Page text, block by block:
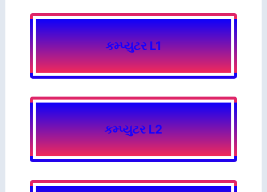
કમ્પ્યુટર L1
કમ્પ્યુટર L2